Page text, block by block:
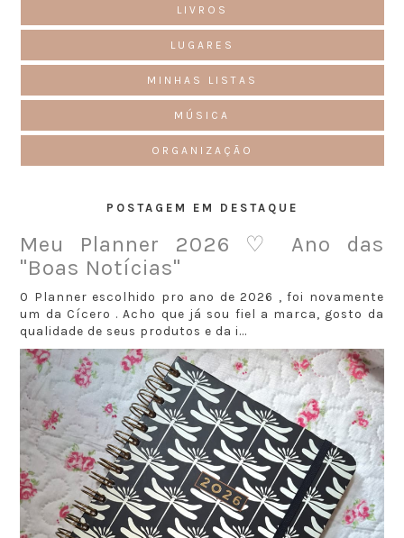
LIVROS
LUGARES
MINHAS LISTAS
MÚSICA
ORGANIZAÇÃO
POSTAGEM EM DESTAQUE
Meu Planner 2026 ♡ Ano das
"Boas Notícias"
O Planner escolhido pro ano de 2026 , foi novamente
um da Cícero . Acho que já sou fiel a marca, gosto da
qualidade de seus produtos e da i...